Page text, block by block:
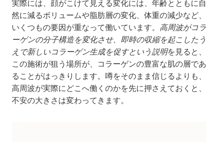
実際には、顔がこけて見える変化には、年齢とともに自
然に減るボリュームや脂肪層の変化、体重の減少など、
いくつもの要因が重なって働いています。 高周波がコラ
ーゲンの分子構造を変化させ、即時の収縮を起こしたう
えで新しいコラーゲン生成を促すという説明を見ると、
この施術が狙う場所が、コラーゲンの豊富な肌の層であ
ることがはっきりします。噂をそのまま信じるよりも、
高周波が実際にどこへ働くのかを先に押さえておくと、
不安の大きさは変わってきます。